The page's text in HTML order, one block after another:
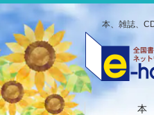
本、雑誌、
本